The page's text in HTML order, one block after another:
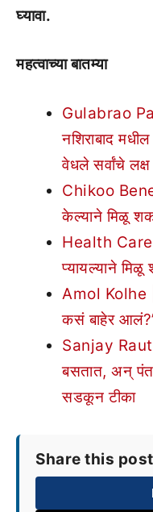
घ्यावा.
महत्वाच्या बातम्या
Gulabrao
नशिराबाद
वेधले सर्वांचे लक्ष
Chikoo
केल्याने मिळू
Health Care
प्यायल्याने मिळू
Amol Kolhe |
कसं बाहेर
Sanjay Raut |
बसतात, अन्
सडकून टीका
Share this